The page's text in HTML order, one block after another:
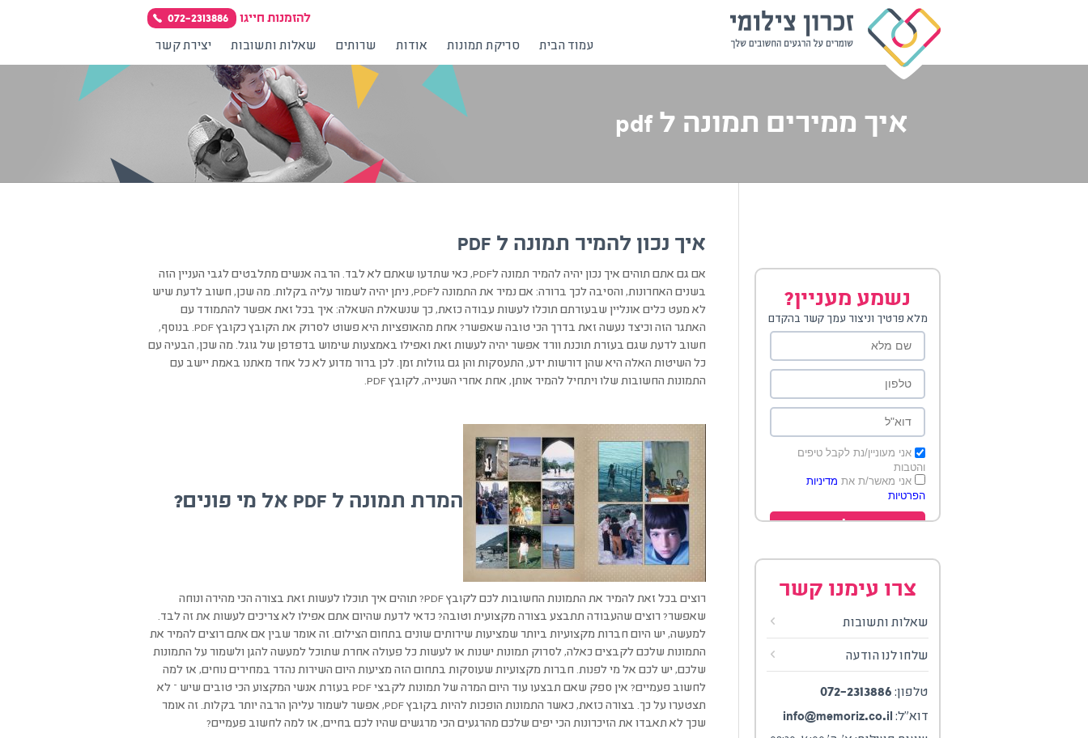
להזמנות חייגו
072-2313886
עמוד הבית
סריקת תמונות אודות שרותים שאלות ותשובות יצירת קשר
איך ממירים תמונה ל pdf
איך נכון להמיר תמונה ל PDF
אם גם אתם תוהים איך נכון יהיה להמיר תמונה לPDF, כאי שתדעו שאתם לא לבד. הרבה אנשים מתלבטים לגבי העניין הזה
בשנים האחרונות, והסיבה לכך ברורה: אם נמיר את התמונה לPDF, ניתן יהיה לשמור עליה בקלות. מה שכן, חשוב לדעת שיש
לא מעט כלים אונליין שבעזרתם תוכלו לעשות עבודה כזאת, כך שנשאלת השאלה: איך בכל זאת אפשר להתמודד עם
האתגר הזה וכיצד נעשה זאת בדרך הכי טובה שאפשר? אחת מהאופציות היא פשוט לסרוק את הקובץ כקובץ PDF. בנוסף,
חשוב לדעת שגם בעזרת תוכנת וורד אפשר יהיה לעשות זאת ואפילו באמצעות שימוש בדפדפן של גוגל. מה שכן, הבעיה עם
כל השיטות האלה היא שהן דורשות ידע, התעסקות והן גם גוזלות זמן. לכן ברור מדוע לא כל אחד מאתנו באמת יישב עם
התמונות החשובות שלו ויתחיל להמיר אותן, אחת אחרי השנייה, לקובץ PDF.
המרת תמונה ל PDF אל מי פונים?
רוצים בכל זאת להמיר את התמונות החשובות לכם לקובץ PDF? תוהים איך תוכלו לעשות זאת בצורה הכי מהירה ונוחה
שאפשר? רוצים שהעבודה תתבצע בצורה מקצועית וטובה? כדאי לדעת שהיום אתם אפילו לא צריכים לעשות את זה לבד.
למעשה, יש היום חברות מקצועיות ביותר שמציעות שירותים שונים בתחום הצילום. זה אומר שבין אם אתם רוצים להמיר את
התמונות שלכם לקבצים כאלה, לסרוק תמונות ישנות או לעשות כל פעולה אחרת שתוכל למעשה להגן ולשמור על התמונות
שלכם, יש לכם אל מי לפנות. חברות מקצועיות שעוסקות בתחום הזה מציעות היום השירות נהדר במחירים נוחים, אז למה
לחשוב פעמיים? אין ספק שאם תבצעו עוד היום המרה של תמונות לקבצי PDF בעזרת אנשי המקצוע הכי טובים שיש – לא
תצטערו על כך. בצורה כזאת, כאשר התמונות הופכות להיות בקובץ PDF, אפשר לשמור עליהן הרבה יותר בקלות. זה אומר
שכך לא תאבדו את הזיכרונות הכי יפים שלכם מהרגעים הכי מרגשים שהיו לכם בחיים, אז למה לחשוב פעמיים?
נשמע מעניין?
מלא פרטיך וניצור עמך קשר בהקדם
אני מעוניין/נת לקבל טיפים
והטבות
אני מאשר/ת את מדיניות
הפרטיות
שלח
צרו עימנו קשר
שאלות ותשובות
שלחו לנו הודעה
טלפון: 072-2313886
דוא"ל: info@memoriz.co.il